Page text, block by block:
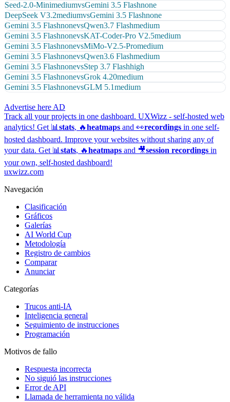
Seed-2.0-MinimediumvsGemini 3.5 Flashnone
DeepSeek V3.2mediumvsGemini 3.5 Flashnone
Gemini 3.5 FlashnonevsQwen3.7 Flashmedium
Gemini 3.5 FlashnonevsKAT-Coder-Pro V2.5medium
Gemini 3.5 FlashnonevsMiMo-V2.5-Promedium
Gemini 3.5 FlashnonevsQwen3.6 Flashmedium
Gemini 3.5 FlashnonevsStep 3.7 Flashhigh
Gemini 3.5 FlashnonevsGrok 4.20medium
Gemini 3.5 FlashnonevsGLM 5.1medium
Advertise here AD
Track all your projects in one dashboard. UXWizz - self-hosted web
analytics! Get 📊 stats, 🔥heatmaps and 👀recordings in one self-
hosted dashboard. Improve your websites without sharing any of
your data. Get 📊 stats, 🔥heatmaps and 🎥session recordings in
your own, self-hosted dashboard!
uxwizz.com
Navegación
Clasificación
Gráficos
Galerías
AI World Cup
Metodología
Registro de cambios
Comparar
Anunciar
Categorías
Trucos anti-IA
Inteligencia general
Seguimiento de instrucciones
Programación
Motivos de fallo
Respuesta incorrecta
No siguió las instrucciones
Error de API
Llamada de herramienta no válida